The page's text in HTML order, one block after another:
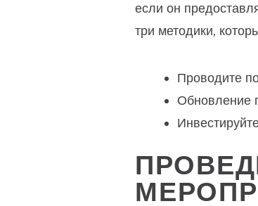
если он
три методики,
Проводите
Обновление